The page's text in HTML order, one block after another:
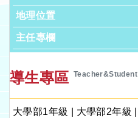
地理位置
主任專欄
導生專區 Teacher&Student
大學部1年級 大學部2年級